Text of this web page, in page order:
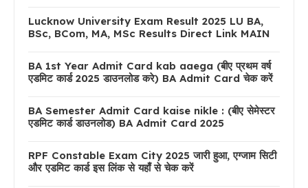
Lucknow University Exam Result 2025 LU BA,
BSc, BCom, MA, MSc Results Direct Link MAIN
BA 1st Year Admit Card kab aaega (बीए प्रथम वर्ष
एडमिट कार्ड 2025 डाउनलोड करे) BA Admit Card चेक करें
BA Semester Admit Card kaise nikle : (बीए सेमेस्टर
एडमिट कार्ड डाउनलोड) BA Admit Card 2025
RPF Constable Exam City 2025 जारी हुआ, एग्जाम सिटी
और एडमिट कार्ड इस लिंक से यहाँ से चेक करें